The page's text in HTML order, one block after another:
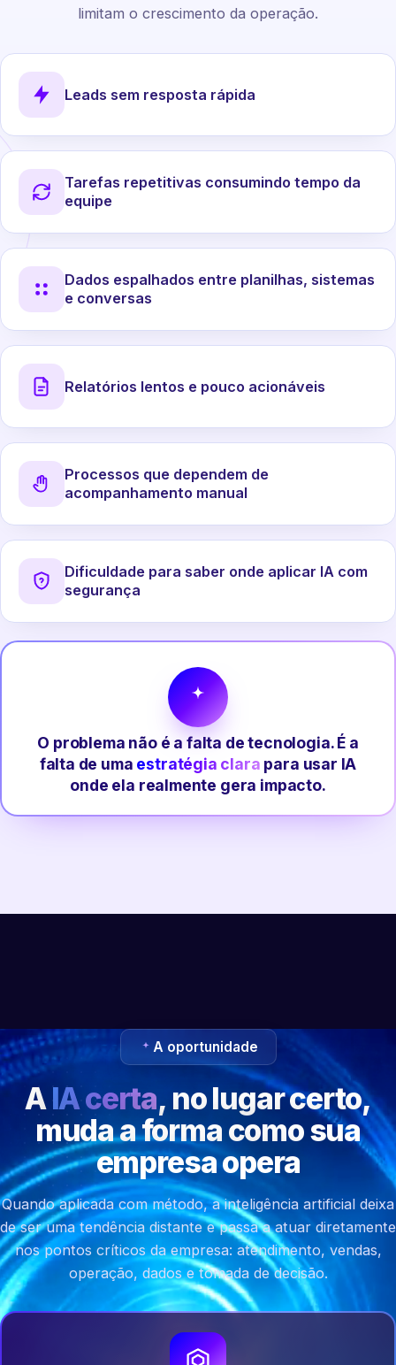
limitam o crescimento da operação.
Leads sem resposta rápida
Tarefas repetitivas consumindo tempo da
equipe
Dados espalhados entre planilhas, sistemas
e conversas
Relatórios lentos e pouco acionáveis
Processos que dependem de
acompanhamento manual
Dificuldade para saber onde aplicar IA com
segurança
O problema não é a falta de tecnologia. É a
falta de uma estratégia clara para usar IA
onde ela realmente gera impacto.
A oportunidade
AIA certa, no lugar certo,
muda a forma como sua
empresa opera
Quando aplicada com método, a inteligência artificial deixa
de ser uma tendência distante e passa a atuar diretamente
nos pontos críticos da empresa: atendimento, vendas,
operação, dados e tomada de decisão.